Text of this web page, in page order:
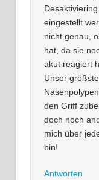
eingestellt
nicht genau,
hat, da sie
akut reagiert
Unser
den Griff
doch noch
mich über
bin!
Antworten